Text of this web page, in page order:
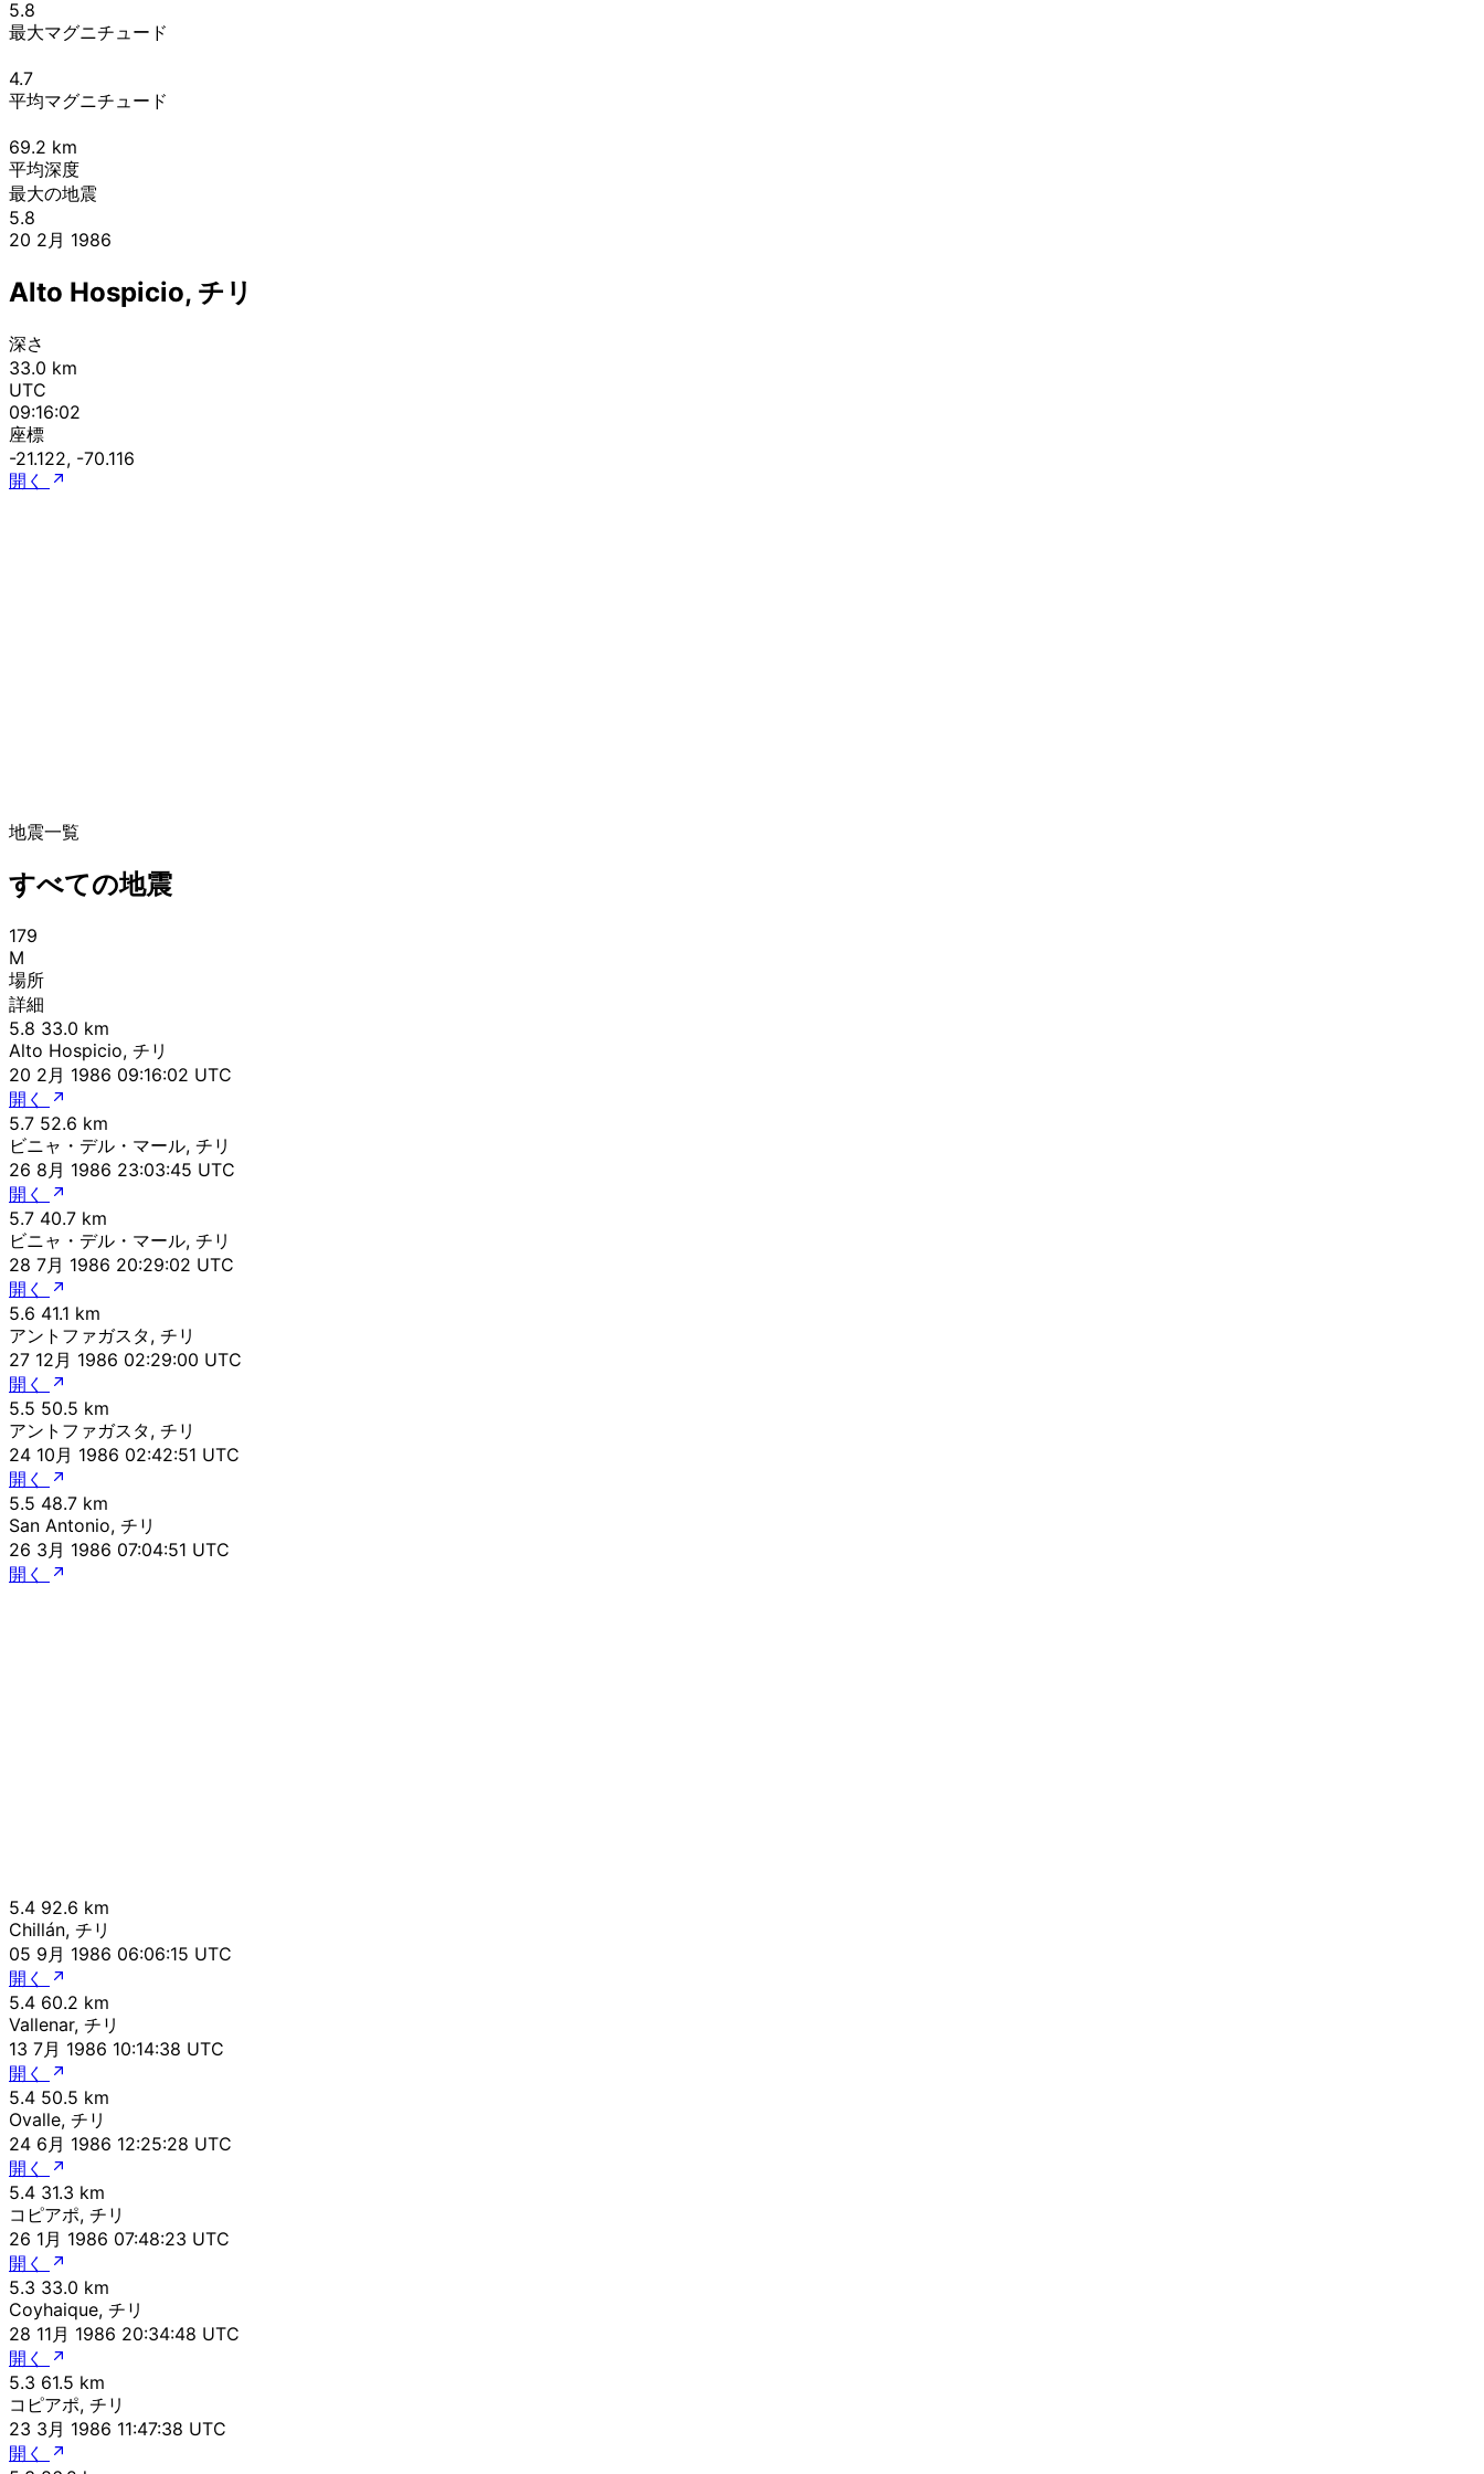
5.8
最大マグニチュード
4.7
平均マグニチュード
69.2 km
平均深度
最大の地震
5.8
20 2月 1986
Alto Hospicio, チリ
深さ
33.0 km
UTC
09:16:02
座標
-21.122, -70.116
開く
地震一覧
すべての地震
179
M
場所
詳細
5.8 33.0 km
Alto Hospicio, チリ
20 2月 1986 09:16:02 UTC
開く
5.7 52.6 km
ビニャ・デル・マール, チリ
26 8月 1986 23:03:45 UTC
開く
5.7 40.7 km
ビニャ・デル・マール, チリ
28 7月 1986 20:29:02 UTC
開く
5.6 41.1 km
アントファガスタ, チリ
27 12月 1986 02:29:00 UTC
開く
5.5 50.5 km
アントファガスタ, チリ
24 10月 1986 02:42:51 UTC
開く
5.5 48.7 km
San Antonio, チリ
26 3月 1986 07:04:51 UTC
開く
5.4 92.6 km
Chillán, チリ
05 9月 1986 06:06:15 UTC
開く
5.4 60.2 km
Vallenar, チリ
13 7月 1986 10:14:38 UTC
開く
5.4 50.5 km
Ovalle, チリ
24 6月 1986 12:25:28 UTC
開く
5.4 31.3 km
コピアポ, チリ
26 1月 1986 07:48:23 UTC
開く
5.3 33.0 km
Coyhaique, チリ
28 11月 1986 20:34:48 UTC
開く
5.3 61.5 km
コピアポ, チリ
23 3月 1986 11:47:38 UTC
開く